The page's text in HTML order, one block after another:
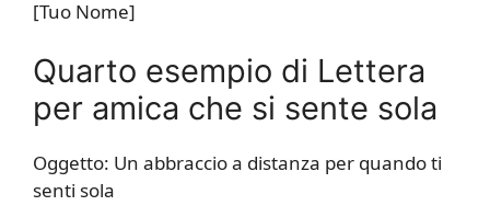
[Tuo Nome]
Quarto esempio di Lettera
per amica che si sente sola
Oggetto: Un abbraccio a distanza per quando ti
senti sola